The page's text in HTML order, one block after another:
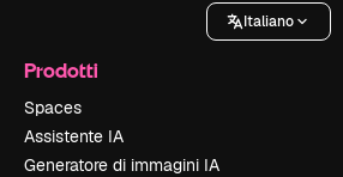
Italiano
Prodotti
Spaces
Assistente IA
Generatore di immagini IA